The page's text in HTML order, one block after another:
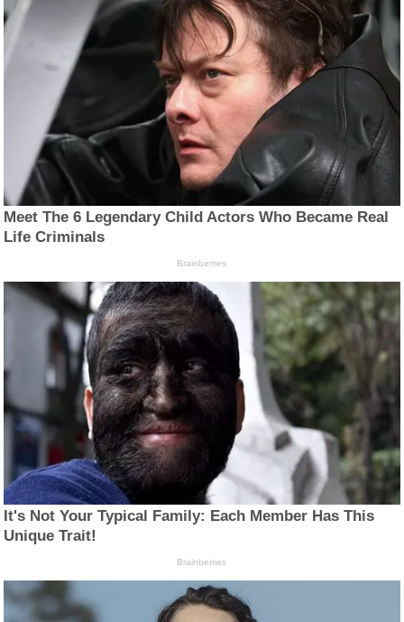
Meet The 6 Legendary Child Actors Who Became Real
Life Criminals
Brainberries
It's Not Your Typical Family: Each Member Has This
Unique Trait!
Brainberries